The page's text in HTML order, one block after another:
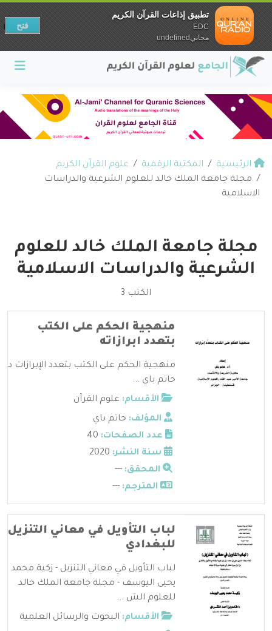
الرئيسية المكتبة الرقمية
علوم القرآن الكريم
مجلة جامعة الملك خالد للعلوم الشرعية والدراسات
الاسلامية
مجلة جامعة الملك خالد للعلوم
الشرعية والدراسات الاسلامية
الكتب 3
منهجية الحكم على الكتب
بتعدد ابرازاته
منهجية الحكم على الكتب بتعدد الإبرازات د
حاتم باي ...
الأقسام: علوم القرآن
المؤلف: حاتم باي
عدد الصفحات:
سنة النشر:
المحقق: ---
المترجم: ---
لباب التأويل في معاني التنزيل
للبغدادي
لباب التأويل في معاني التنزيل - زكية محمد
يحيى اليوسف - مجلة جامعة الملك خالد
للعلوم الش ...
الأقسام: البحوث والرسائل العلمية
تطبيق إذاعات القرآن الكريم
EDC
مجانيundefined
فتح